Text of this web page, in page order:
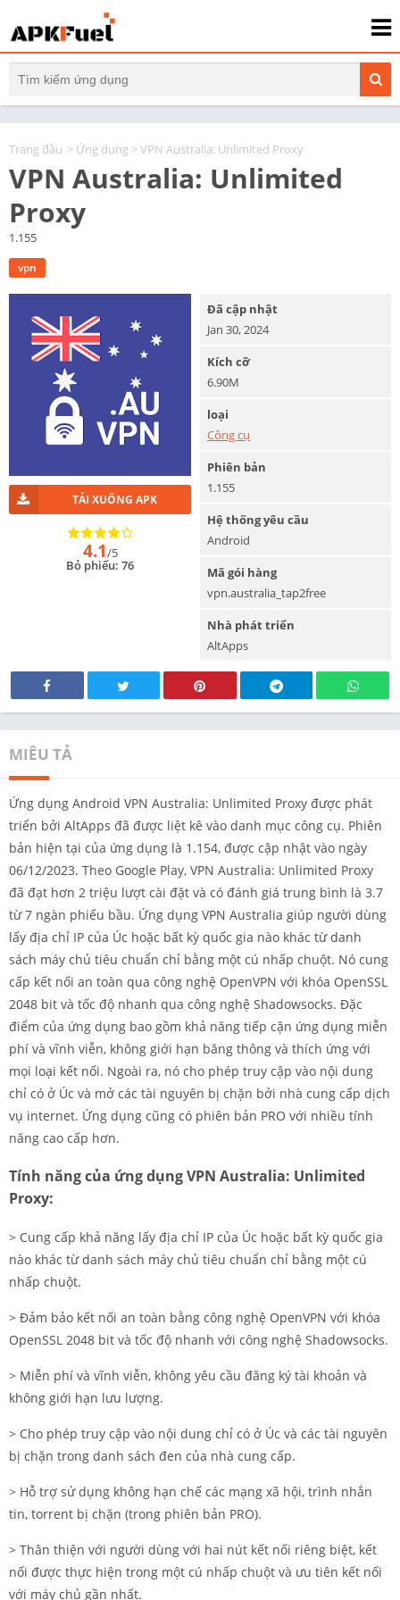
Trang đầu > Ứng dụng > VPN Australia: Unlimited Proxy
VPN Australia: Unlimited
Proxy
1.155
vpn
TẢI XUỐNG APK
4.1/5
Bỏ phiếu: 76
Đã cập nhật
Jan 30, 2024
Kích cỡ
6.90M
loại
Công cụ
Phiên bản
1.155
Hệ thống yêu cầu
Android
Mã gói hàng
vpn.australia_tap2free
Nhà phát triển
AltApps
MIÊU TẢ
Ứng dụng Android VPN Australia: Unlimited Proxy được phát
triển bởi AltApps đã được liệt kê vào danh mục công cụ. Phiên
bản hiện tại của ứng dụng là 1.154, được cập nhật vào ngày
06/12/2023. Theo Google Play, VPN Australia: Unlimited Proxy
đã đạt hơn 2 triệu lượt cài đặt và có đánh giá trung bình là 3.7
từ 7 ngàn phiếu bầu. Ứng dụng VPN Australia giúp người dùng
lấy địa chỉ IP của Úc hoặc bất kỳ quốc gia nào khác từ danh
sách máy chủ tiêu chuẩn chỉ bằng một cú nhấp chuột. Nó cung
cấp kết nối an toàn qua công nghệ OpenVPN với khóa OpenSSL
2048 bit và tốc độ nhanh qua công nghệ Shadowsocks. Đặc
điểm của ứng dụng bao gồm khả năng tiếp cận ứng dụng miễn
phí và vĩnh viễn, không giới hạn băng thông và thích ứng với
mọi loại kết nối. Ngoài ra, nó cho phép truy cập vào nội dung
chỉ có ở Úc và mở các tài nguyên bị chặn bởi nhà cung cấp dịch
vụ internet. Ứng dụng cũng có phiên bản PRO với nhiều tính
năng cao cấp hơn.
Tính năng của ứng dụng VPN Australia: Unlimited
Proxy:
> Cung cấp khả năng lấy địa chỉ IP của Úc hoặc bất kỳ quốc gia
nào khác từ danh sách máy chủ tiêu chuẩn chỉ bằng một cú
nhấp chuột.
> Đảm bảo kết nối an toàn bằng công nghệ OpenVPN với khóa
OpenSSL 2048 bit và tốc độ nhanh với công nghệ Shadowsocks.
> Miễn phí và vĩnh viễn, không yêu cầu đăng ký tài khoản và
không giới hạn lưu lượng.
> Cho phép truy cập vào nội dung chỉ có ở Úc và các tài nguyên
bị chặn trong danh sách đen của nhà cung cấp.
> Hỗ trợ sử dụng không hạn chế các mạng xã hội, trình nhắn
tin, torrent bị chặn (trong phiên bản PRO).
> Thân thiện với người dùng với hai nút kết nối riêng biệt, kết
nối được thực hiện trong một cú nhấp chuột và ưu tiên kết nối
với máy chủ gần nhất.